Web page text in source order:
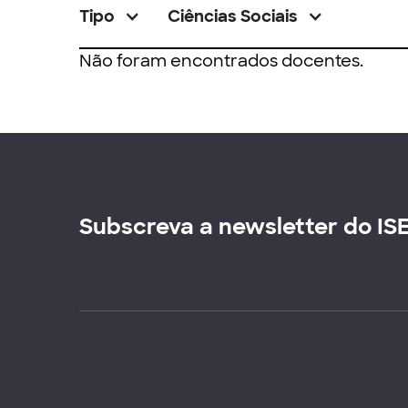
Tipo Ciências Sociais
Não foram encontrados docentes.
Subscreva a newsletter do